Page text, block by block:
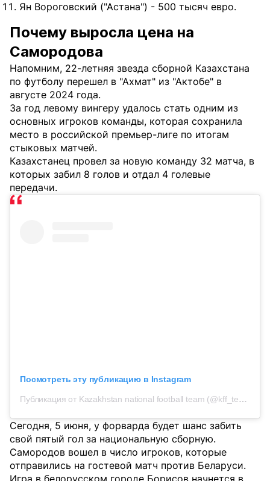
Ян Вороговский ("Астана") - 500 тысяч евро.
Почему выросла цена на
Самородова
Напомним, 22-летняя звезда сборной Казахстана
по футболу перешел в "Ахмат" из "Актобе" в
августе 2024 года.
За год левому вингеру удалось стать одним из
основных игроков команды, которая сохранила
место в российской премьер-лиге по итогам
стыковых матчей.
Казахстанец провел за новую команду 32 матча, в
которых забил 8 голов и отдал 4 голевые
передачи.
Посмотреть эту публикацию в Instagram
Публикация от Kazakhstan national football team (@kff_team)
Сегодня, 5 июня, у форварда будет шанс забить
свой пятый гол за национальную сборную.
Самородов вошел в число игроков, которые
отправились на гостевой матч против Беларуси.